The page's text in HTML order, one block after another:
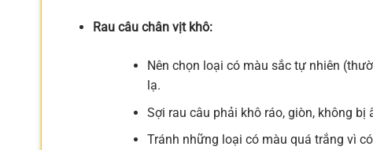
Rau câu chân vịt khô:
Nên chọn loại có màu sắc tự nhiên
lạ.
Sợi rau câu phải khô ráo, giòn, không bị
Tránh những loại có màu quá trắng vì